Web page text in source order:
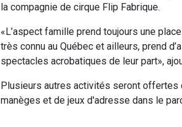
la compagnie de cirque Flip Fabrique.
«L’aspect famille prend toujours une
très connu au Québec et ailleurs, prend
spectacles acrobatiques de leur part»,
Plusieurs autres activités seront offertes
manèges et de jeux d'adresse dans le